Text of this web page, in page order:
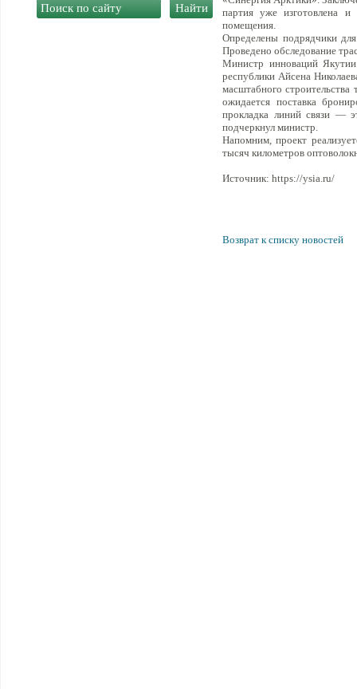
партия уже изготовлена и
помещения.
Определены подрядчики
Проведено обследование
Министр инноваций
республики Айсена
масштабного
ожидается поставка
прокладка линий связи —
подчеркнул министр.
Напомним, проект
тысяч километров
Источник: https://ysia.ru/
Возврат к списку новостей